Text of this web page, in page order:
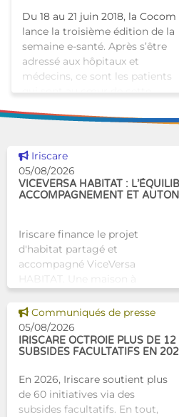
Du 18 au 21 juin 2018, la Cocom
lance la troisième édition de la
semaine e-santé. Après s’être
adressé aux hôpitaux et
médecins, ce sont les patients
qui sont au cœur de cette
Voir cette news
Iriscare
05/08/2026
VICEVERSA HABITAT :
ACCOMPAGNEMENT ET
Iriscare finance le projet
d'habitat partagé et
accompagné ViceVersa
HABITAT. Une maison à
alternative innovante et
humaine aux structures
d’hébergement traditionnel
Voir cette news
Communiqués de presse
05/08/2026
IRISCARE OCTROIE PLUS DE
SUBSIDES FACULTATIFS EN
En 2026, Iriscare soutient plus
de 60 initiatives via des
subsides facultatifs. En tout,